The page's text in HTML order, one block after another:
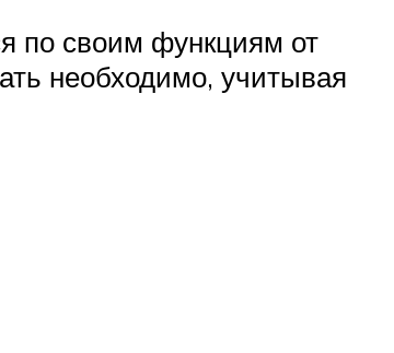
по своим функциям от
необходимо, учитывая